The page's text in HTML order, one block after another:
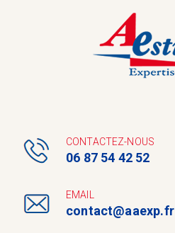
CONTACTEZ-NOUS
06 87 54 42 52
EMAIL
contact@aaexp.fr